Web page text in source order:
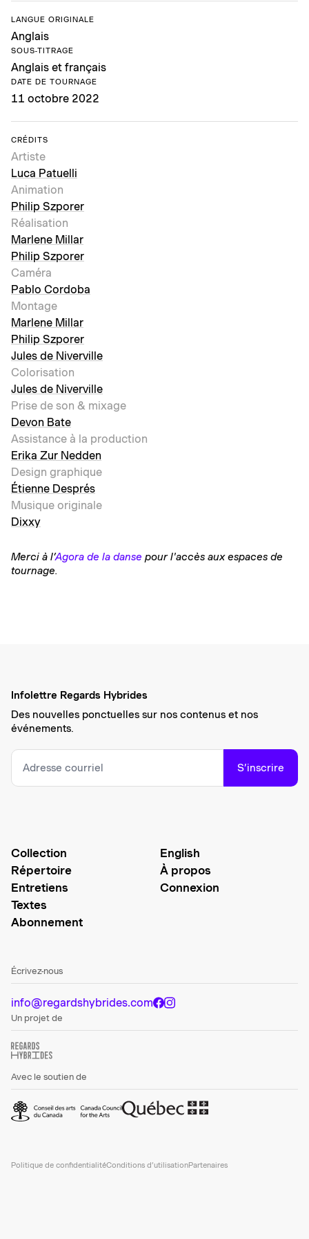
LANGUE ORIGINALE
Anglais
SOUS-TITRAGE
Anglais et français
DATE DE TOURNAGE
11 octobre 2022
CRÉDITS
Artiste
Luca Patuelli
Animation
Philip Szporer
Réalisation
Marlene Millar
Philip Szporer
Caméra
Pablo Cordoba
Montage
Marlene Millar
Philip Szporer
Jules de Niverville
Colorisation
Jules de Niverville
Prise de son & mixage
Devon Bate
Assistance à la production
Erika Zur Nedden
Design graphique
Étienne Després
Musique originale
Dixxy
Merci à l’Agora de la danse pour l'accès aux espaces de
tournage.
Infolettre Regards Hybrides
Des nouvelles ponctuelles sur nos contenus et nos
événements.
S’inscrire
Collection
Répertoire
Entretiens
Textes
Abonnement
English
À propos
Connexion
Écrivez-nous
info@regardshybrides.com
Un projet de
Avec le soutien de
Politique de confidentialitéConditions d’utilisationPartenaires